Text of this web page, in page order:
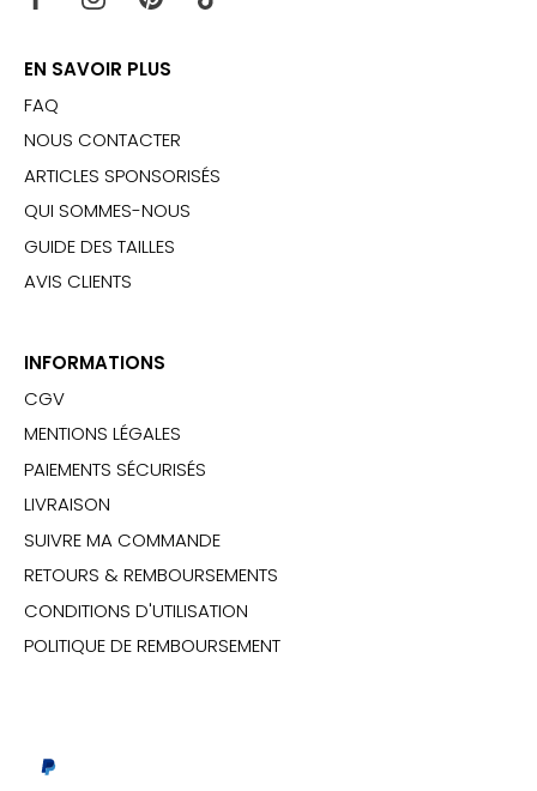
EN SAVOIR PLUS
FAQ
NOUS CONTACTER
ARTICLES SPONSORISÉS
QUI SOMMES-NOUS
GUIDE DES TAILLES
AVIS CLIENTS
INFORMATIONS
CGV
MENTIONS LÉGALES
PAIEMENTS SÉCURISÉS
LIVRAISON
SUIVRE MA COMMANDE
RETOURS & REMBOURSEMENTS
CONDITIONS D'UTILISATION
POLITIQUE DE REMBOURSEMENT